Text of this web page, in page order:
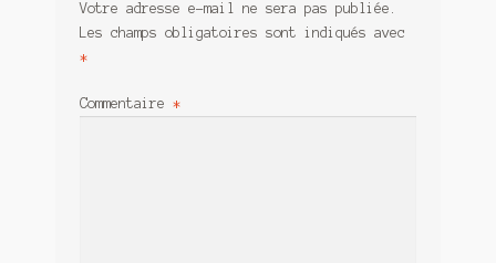
Votre adresse e-mail ne sera pas publiée.
Les champs obligatoires sont indiqués avec
*
Commentaire *